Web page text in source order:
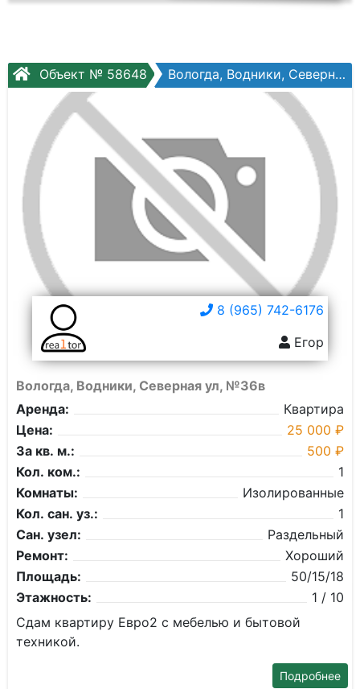
Объект № 58648 Вологда, Водники, Северная ул, №36в
8 (965) 742-6176
Егор
Вологда, Водники, Северная ул, №36в
Аренда:
Квартира
Цена:
25 000 ₽
За кв. м.:
500 ₽
Кол. ком.:
1
Комнаты:
Изолированные
Кол. сан. уз.:
1
Сан. узел:
Раздельный
Ремонт:
Хороший
Площадь:
50/15/18
Этажность:
1 / 10
Сдам квартиру Евро2 с мебелью и бытовой
техникой.
Подробнее